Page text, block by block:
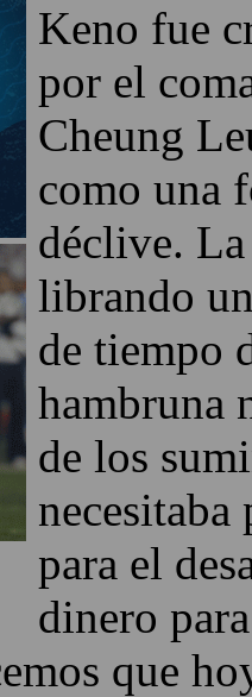
Keno fue
por el
Cheung
como una
déclive. La
librando
de tiempo
hambruna
de los
para el
dinero
que